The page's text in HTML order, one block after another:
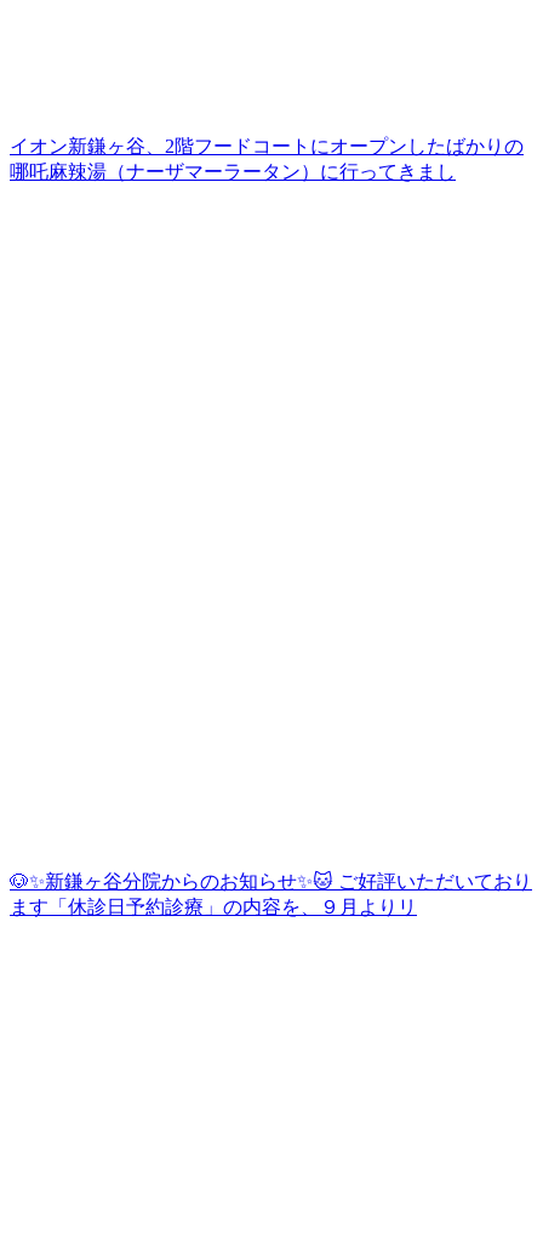
イオン新鎌ヶ谷、2階フードコートにオープンしたばかりの
哪吒麻辣湯（ナーザマーラータン）に行ってきまし
🐶✨新鎌ヶ谷分院からのお知らせ✨🐱 ご好評いただいており
ます「休診日予約診療」の内容を、９月よりリ